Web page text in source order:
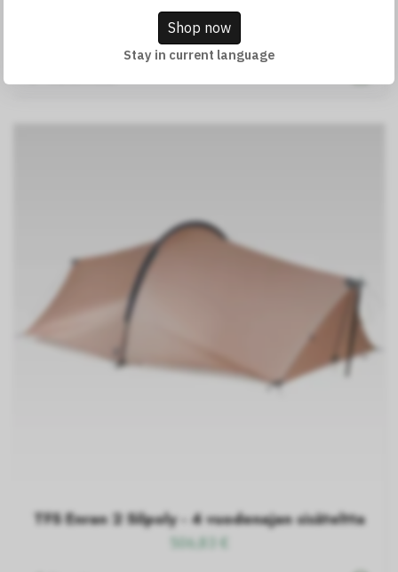
TFS Yoto Pro pidennetty versio
664,15 €
TFS Enran 2 Silpoly - 4 vuodenajan sisäteltta
506,83 €
Shop now
Stay in current language